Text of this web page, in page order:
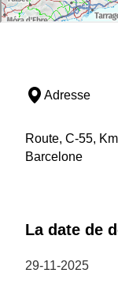
Adresse
Route, C-55,
Barcelone
La date de
29-11-2025